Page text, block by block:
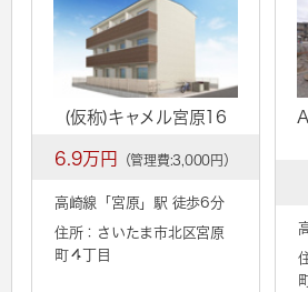
(仮称)キャメル宮原16
6.9万円 （管理費:3,000円）
高崎線「 宮原 」駅 徒歩6分
住所：さいたま市北区宮原
町４丁目